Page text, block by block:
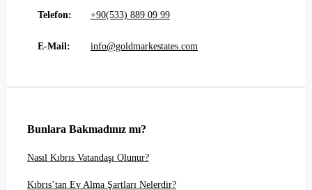
Telefon: +90(533) 889 09 99
E-Mail: info@goldmarkestates.com
Bunlara Bakmadınız mı?
Nasıl Kıbrıs Vatandaşı Olunur?
Kıbrıs’tan Ev Alma Şartları Nelerdir?